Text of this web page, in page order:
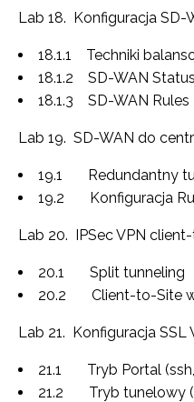
Lab 18. Konfiguracja SD-
18.1.1 Techniki
18.1.2 SD-WAN
18.1.3 SD-WAN Rules
Lab 19. SD-WAN do
19.1 Redundantny
19.2 Konfiguracja
Lab 20. IPSec VPN
20.1 Split tunneling
20.2 Client-to-Site
Lab 21. Konfiguracja SSL
21.1 Tryb Portal (ssh,
21.2 Tryb tunelowy